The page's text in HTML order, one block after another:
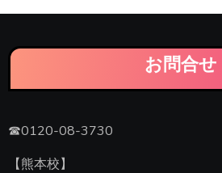
お問合せ
☎0120-08-3730
【熊本校】